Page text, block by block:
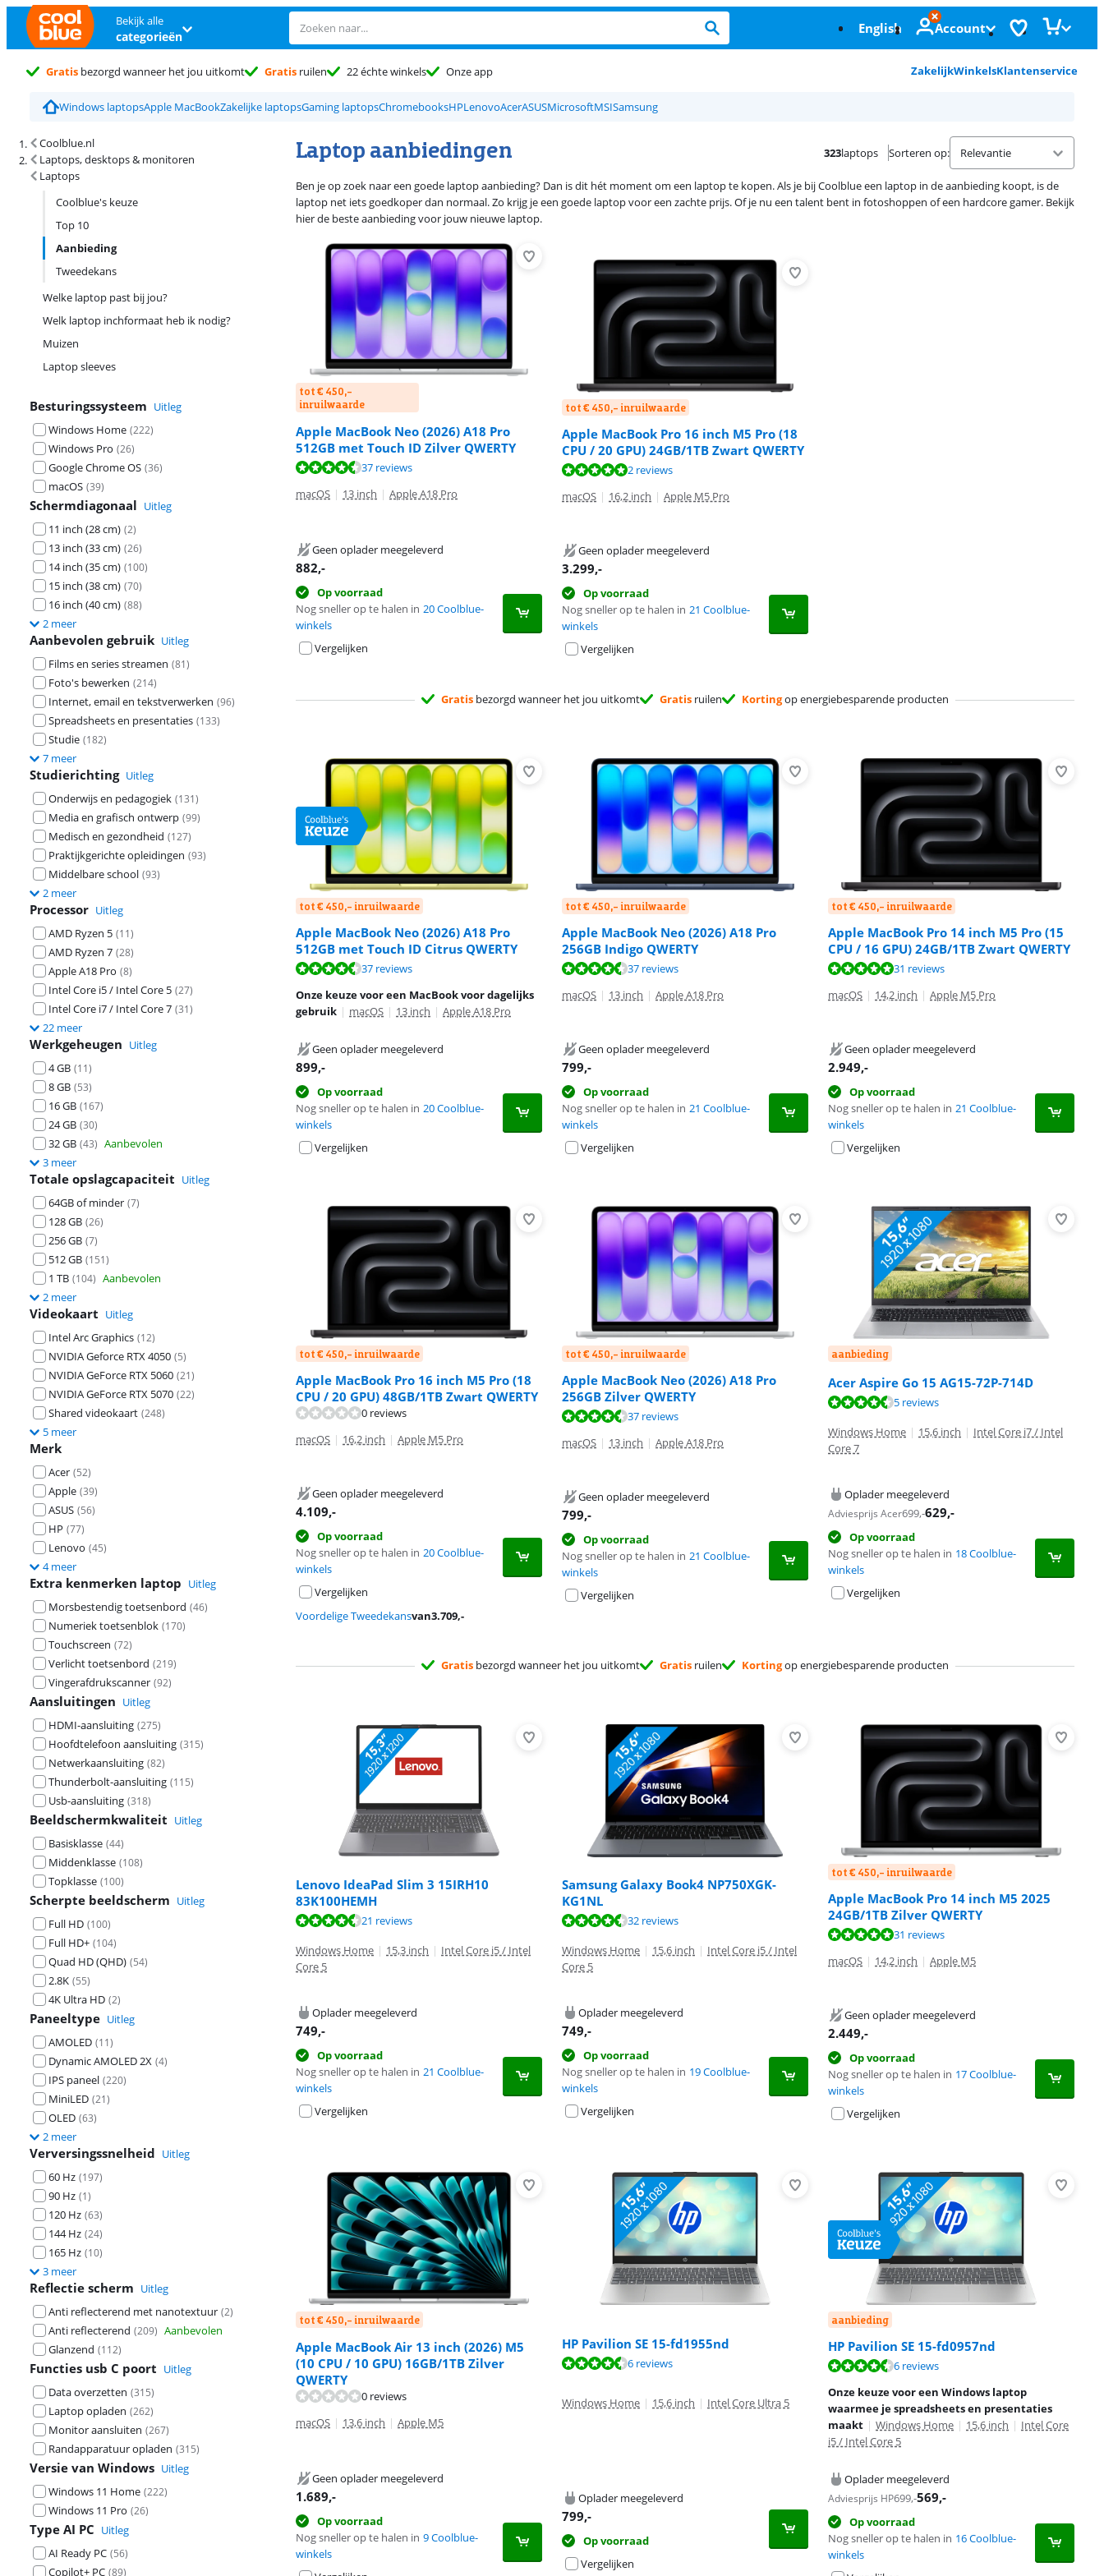
Bekijk alle
categorieën English Account
Gratis bezorgd wanneer het jou uitkomt Gratis ruilen 22 échte winkels Onze app ZakelijkWinkelsKlantenservice
Windows laptopsApple MacBookZakelijke laptopsGaming laptopsChromebooksHPLenovoAcerASUSMicrosoftMSISamsung
Coolblue.nl
Laptops, desktops & monitoren
Laptops
Coolblue's keuze
Top 10
Aanbieding
Tweedekans
Welke laptop past bij jou?
Welk laptop inchformaat heb ik nodig?
Muizen
Laptop sleeves
Besturingssysteem Uitleg
Windows Home (222)
Windows Pro (26)
Google Chrome OS (36)
macOS (39)
Schermdiagonaal Uitleg
11 inch (28 cm) (2)
13 inch (33 cm) (26)
14 inch (35 cm) (100)
15 inch (38 cm) (70)
16 inch (40 cm) (88)
2 meer
Aanbevolen gebruik Uitleg
Films en series streamen (81)
Foto's bewerken (214)
Internet, email en tekstverwerken (96)
Spreadsheets en presentaties (133)
Studie (182)
7 meer
Studierichting Uitleg
Onderwijs en pedagogiek (131)
Media en grafisch ontwerp (99)
Medisch en gezondheid (127)
Praktijkgerichte opleidingen (93)
Middelbare school (93)
2 meer
Processor Uitleg
AMD Ryzen 5 (11)
AMD Ryzen 7 (28)
Apple A18 Pro (8)
Intel Core i5 / Intel Core 5 (27)
Intel Core i7 / Intel Core 7 (31)
22 meer
Werkgeheugen Uitleg
4 GB (11)
8 GB (53)
16 GB (167)
24 GB (30)
32 GB (43) Aanbevolen
3 meer
Totale opslagcapaciteit Uitleg
64GB of minder (7)
128 GB (26)
256 GB (7)
512 GB (151)
1 TB (104) Aanbevolen
2 meer
Videokaart Uitleg
Intel Arc Graphics (12)
NVIDIA Geforce RTX 4050 (5)
NVIDIA GeForce RTX 5060 (21)
NVIDIA GeForce RTX 5070 (22)
Shared videokaart (248)
5 meer
Merk
Acer (52)
Apple (39)
ASUS (56)
HP (77)
Lenovo (45)
4 meer
Extra kenmerken laptop Uitleg
Morsbestendig toetsenbord (46)
Numeriek toetsenblok (170)
Touchscreen (72)
Verlicht toetsenbord (219)
Vingerafdrukscanner (92)
Aansluitingen Uitleg
HDMI-aansluiting (275)
Hoofdtelefoon aansluiting (315)
Netwerkaansluiting (82)
Thunderbolt-aansluiting (115)
Usb-aansluiting (318)
Beeldschermkwaliteit Uitleg
Basisklasse (44)
Middenklasse (108)
Topklasse (100)
Scherpte beeldscherm Uitleg
Full HD (100)
Full HD+ (104)
Quad HD (QHD) (54)
2.8K (55)
4K Ultra HD (2)
Paneeltype Uitleg
AMOLED (11)
Dynamic AMOLED 2X (4)
IPS paneel (220)
MiniLED (21)
OLED (63)
2 meer
Verversingssnelheid Uitleg
60 Hz (197)
90 Hz (1)
120 Hz (63)
144 Hz (24)
165 Hz (10)
3 meer
Reflectie scherm Uitleg
Anti reflecterend met nanotextuur (2)
Anti reflecterend (209) Aanbevolen
Glanzend (112)
Functies usb C poort Uitleg
Data overzetten (315)
Laptop opladen (262)
Monitor aansluiten (267)
Randapparatuur opladen (315)
Versie van Windows Uitleg
Windows 11 Home (222)
Windows 11 Pro (26)
Type AI PC Uitleg
AI Ready PC (56)
Copilot+ PC (89)
Laptop aanbiedingen
Zoekresultaten en sortering
323laptops Sorteren op:
Ben je op zoek naar een goede laptop aanbieding? Dan is dit hét moment om een laptop te kopen. Als je bij Coolblue een laptop in de aanbieding koopt, is de
laptop net iets goedkoper dan normaal. Zo krijg je een goede laptop voor een zachte prijs. Of je nu een talent bent in fotoshoppen of een hardcore gamer. Bekijk
hier de beste aanbieding voor jouw nieuwe laptop.
tot € 450,-
inruilwaarde
Apple MacBook Neo (2026) A18 Pro
512GB met Touch ID Zilver QWERTY
Beoordeling is 9,4 van de 10, gebaseerd op 37 reviews.
37 reviews
macOS | 13 inch | Apple A18 Pro
Geen oplader meegeleverd
882,-
Op voorraad
Nog sneller op te halen in 20 Coolblue-
winkels
Vergelijken
tot € 450,- inruilwaarde
Apple MacBook Pro 16 inch M5 Pro (18
CPU / 20 GPU) 24GB/1TB Zwart QWERTY
Beoordeling is 10 van de 10, gebaseerd op 2 reviews.
2 reviews
macOS | 16,2 inch | Apple M5 Pro
Geen oplader meegeleverd
3.299,-
Op voorraad
Nog sneller op te halen in 21 Coolblue-
winkels
Vergelijken
Gratis bezorgd wanneer het jou uitkomt Gratis ruilen Kortingop energiebesparende producten
tot € 450,- inruilwaarde
Apple MacBook Neo (2026) A18 Pro
512GB met Touch ID Citrus QWERTY
Beoordeling is 9,4 van de 10, gebaseerd op 37 reviews.
37 reviews
Onze keuze voor een MacBook voor dagelijks
gebruik | macOS | 13 inch | Apple A18 Pro
Geen oplader meegeleverd
899,-
Op voorraad
Nog sneller op te halen in 20 Coolblue-
winkels
Vergelijken
tot € 450,- inruilwaarde
Apple MacBook Neo (2026) A18 Pro
256GB Indigo QWERTY
Beoordeling is 9,4 van de 10, gebaseerd op 37 reviews.
37 reviews
macOS | 13 inch | Apple A18 Pro
Geen oplader meegeleverd
799,-
Op voorraad
Nog sneller op te halen in 21 Coolblue-
winkels
Vergelijken
tot € 450,- inruilwaarde
Apple MacBook Pro 14 inch M5 Pro (15
CPU / 16 GPU) 24GB/1TB Zwart QWERTY
Beoordeling is 9,6 van de 10, gebaseerd op 31 reviews.
31 reviews
macOS | 14,2 inch | Apple M5 Pro
Geen oplader meegeleverd
2.949,-
Op voorraad
Nog sneller op te halen in 21 Coolblue-
winkels
Vergelijken
tot € 450,- inruilwaarde
Apple MacBook Pro 16 inch M5 Pro (18
CPU / 20 GPU) 48GB/1TB Zwart QWERTY
0 reviews
macOS | 16,2 inch | Apple M5 Pro
Geen oplader meegeleverd
4.109,-
Op voorraad
Nog sneller op te halen in 20 Coolblue-
winkels
Vergelijken
Voordelige Tweedekansvan3.709,-
tot € 450,- inruilwaarde
Apple MacBook Neo (2026) A18 Pro
256GB Zilver QWERTY
Beoordeling is 9,4 van de 10, gebaseerd op 37 reviews.
37 reviews
macOS | 13 inch | Apple A18 Pro
Geen oplader meegeleverd
799,-
Op voorraad
Nog sneller op te halen in 21 Coolblue-
winkels
Vergelijken
aanbieding
Acer Aspire Go 15 AG15-72P-714D
Beoordeling is 8,8 van de 10, gebaseerd op 5 reviews.
5 reviews
Windows Home | 15,6 inch | Intel Core i7 / Intel
Core 7
Oplader meegeleverd
Adviesprijs Acer699,-629,-
Op voorraad
Nog sneller op te halen in 18 Coolblue-
winkels
Vergelijken
Gratis bezorgd wanneer het jou uitkomt Gratis ruilen Kortingop energiebesparende producten
Lenovo IdeaPad Slim 3 15IRH10
83K100HEMH
Beoordeling is 8,7 van de 10, gebaseerd op 21 reviews.
21 reviews
Windows Home | 15,3 inch | Intel Core i5 / Intel
Core 5
Oplader meegeleverd
749,-
Op voorraad
Nog sneller op te halen in 21 Coolblue-
winkels
Vergelijken
Samsung Galaxy Book4 NP750XGK-
KG1NL
Beoordeling is 8,8 van de 10, gebaseerd op 32 reviews.
32 reviews
Windows Home | 15,6 inch | Intel Core i5 / Intel
Core 5
Oplader meegeleverd
749,-
Op voorraad
Nog sneller op te halen in 19 Coolblue-
winkels
Vergelijken
tot € 450,- inruilwaarde
Apple MacBook Pro 14 inch M5 2025
24GB/1TB Zilver QWERTY
31 reviews
macOS | 14,2 inch | Apple M5
Geen oplader meegeleverd
2.449,-
Op voorraad
Nog sneller op te halen in 17 Coolblue-
winkels
Vergelijken
tot € 450,- inruilwaarde
Apple MacBook Air 13 inch (2026) M5
(10 CPU / 10 GPU) 16GB/1TB Zilver
QWERTY
0 reviews
macOS | 13,6 inch | Apple M5
Geen oplader meegeleverd
1.689,-
Op voorraad
Nog sneller op te halen in 9 Coolblue-
winkels
HP Pavilion SE 15-fd1955nd
Beoordeling is 8,5 van de 10, gebaseerd op 6 reviews. 6 reviews
Windows Home | 15,6 inch | Intel Core Ultra 5
Oplader meegeleverd
799,-
Op voorraad
Vergelijken
aanbieding
HP Pavilion SE 15-fd0957nd
Beoordeling is 8,5 van de 10, gebaseerd op 6 reviews.
6 reviews
Onze keuze voor een Windows laptop
waarmee je spreadsheets en presentaties
maakt | Windows Home | 15,6 inch | Intel Core
i5 / Intel Core 5
Oplader meegeleverd
Adviesprijs HP699,-569,-
Op voorraad
Nog sneller op te halen in 16 Coolblue-
winkels